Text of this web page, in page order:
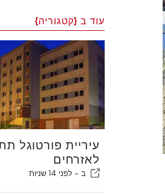
עוד ב {קטגוריה}
עיריית פורטוגל
לאזרחים
ב - לפני 14 שניות